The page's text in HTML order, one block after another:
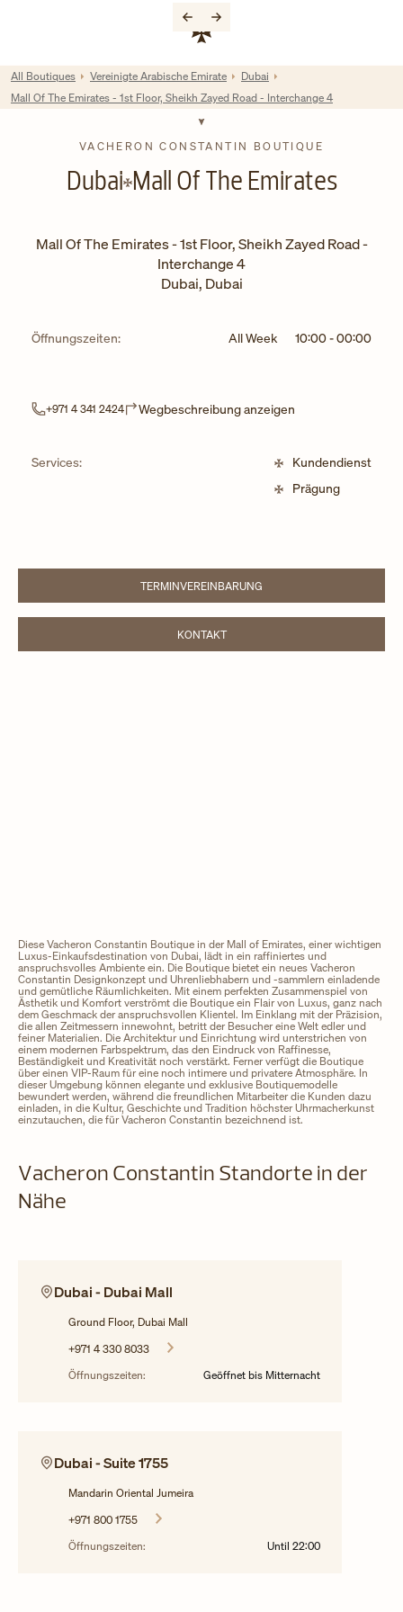
Link zur Unternehmenswebsite
Return to Nav
VACHERON CONSTANTIN BOUTIQUE
Dubai Mall Of The Emirates
Mall Of The Emirates - 1st Floor, Sheikh Zayed Road -
Interchange 4
Dubai, Dubai
Öffnungszeiten: All Week 10:00-00:00
+971 4 341 2424 Wegbeschreibung anzeigen
Services:
Kundendienst
Prägung
TERMINVEREINBARUNGLINK OPENS IN NEW TAB
KONTAKTLINK OPENS IN NEW TAB
Diese Vacheron Constantin Boutique in der Mall of Emirates, einer wichtigen
Luxus-Einkaufsdestination von Dubai, lädt in ein raffiniertes und
anspruchsvolles Ambiente ein. Die Boutique bietet ein neues Vacheron
Constantin Designkonzept und Uhrenliebhabern und -sammlern einladende
und gemütliche Räumlichkeiten. Mit einem perfekten Zusammenspiel von
Ästhetik und Komfort verströmt die Boutique ein Flair von Luxus, ganz nach
dem Geschmack der anspruchsvollen Klientel. Im Einklang mit der Präzision,
die allen Zeitmessern innewohnt, betritt der Besucher eine Welt edler und
feiner Materialien. Die Architektur und Einrichtung wird unterstrichen von
einem modernen Farbspektrum, das den Eindruck von Raffinesse,
Beständigkeit und Kreativität noch verstärkt. Ferner verfügt die Boutique
über einen VIP-Raum für eine noch intimere und privatere Atmosphäre. In
dieser Umgebung können elegante und exklusive Boutiquemodelle
bewundert werden, während die freundlichen Mitarbeiter die Kunden dazu
einladen, in die Kultur, Geschichte und Tradition höchster Uhrmacherkunst
einzutauchen, die für Vacheron Constantin bezeichnend ist.
All Boutiques Vereinigte Arabische Emirate
Dubai
Mall Of The Emirates - 1st Floor, Sheikh Zayed Road - Interchange 4
Vacheron Constantin Standorte in der
Nähe
Dubai - Dubai Mall
Ground Floor, Dubai Mall
+971 4 330 8033
Öffnungszeiten:
Geöffnet bis Mitternacht
Dubai - Suite 1755
Mandarin Oriental Jumeira
+971 800 1755
Öffnungszeiten:
Until 22:00